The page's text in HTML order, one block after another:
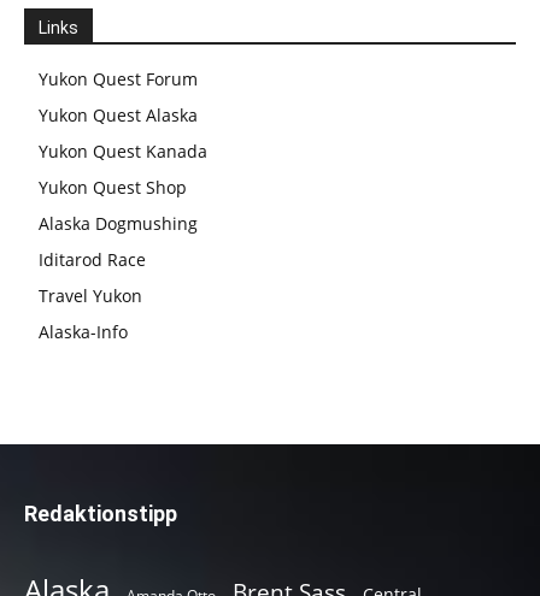
Links
Yukon Quest Forum
Yukon Quest Alaska
Yukon Quest Kanada
Yukon Quest Shop
Alaska Dogmushing
Iditarod Race
Travel Yukon
Alaska-Info
Redaktionstipp